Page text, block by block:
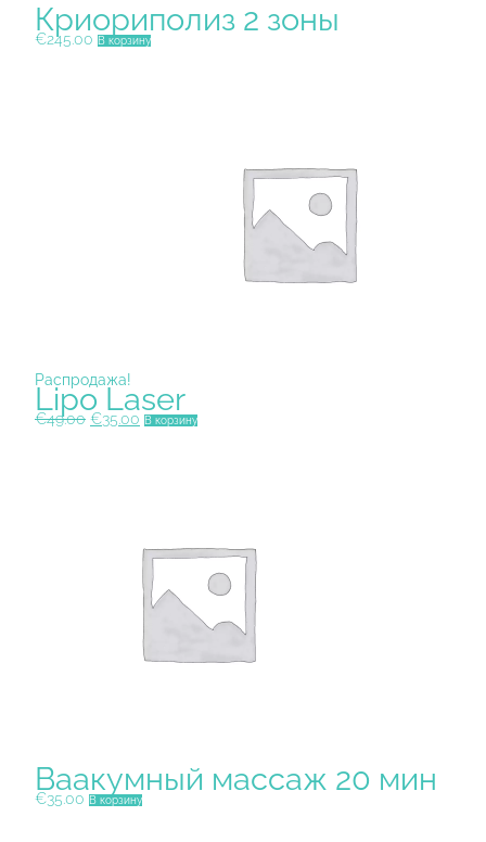
Криориполиз 2 зоны
€245.00 В корзину
Распродажа!
Lipo Laser
€49.00 Первоначальная
€35.00 Текущая
В корзину
Ваакумный массаж 20 мин
€35.00 В корзину